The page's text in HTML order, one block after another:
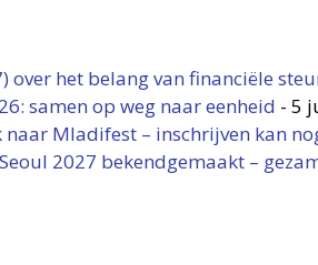
over het belang van financiële
samen op weg naar eenheid - 5
Mladifest – inschrijven kan
2027 bekendgemaakt –